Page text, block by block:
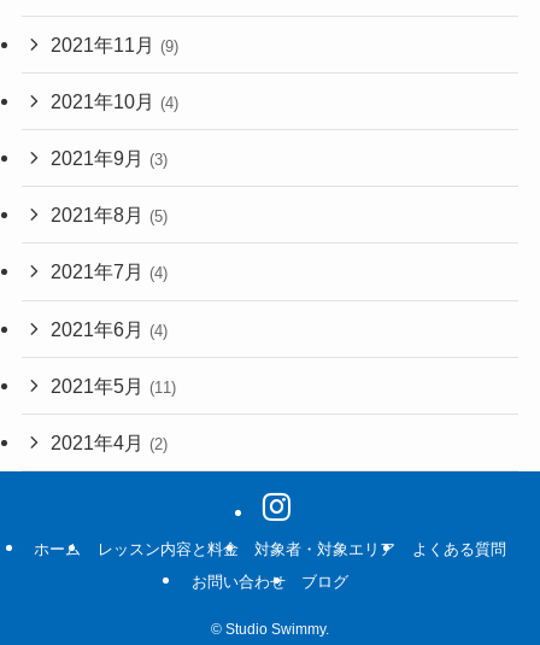
2021年11月 (9)
2021年10月 (4)
2021年9月 (3)
2021年8月 (5)
2021年7月 (4)
2021年6月 (4)
2021年5月 (11)
2021年4月 (2)
ホーム レッスン内容と料金 対象者・対象エリア
よくある質問
お問い合わせ
ブログ
© Studio Swimmy.